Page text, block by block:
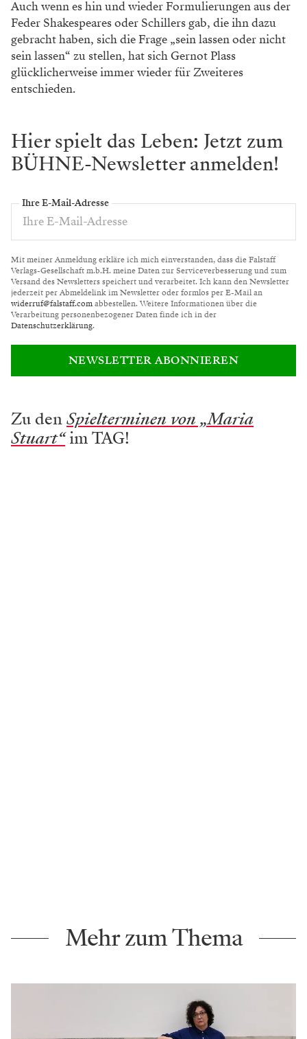
Auch wenn es hin und wieder Formulierungen aus der
Feder Shakespeares oder Schillers gab, die ihn dazu
gebracht haben, sich die Frage „sein lassen oder nicht
sein lassen“ zu stellen, hat sich Gernot Plass
glücklicherweise immer wieder für Zweiteres
entschieden.
Hier spielt das Leben: Jetzt zum
BÜHNE-Newsletter anmelden!
Ihre E-Mail-Adresse
Mit meiner Anmeldung erkläre ich mich einverstanden, dass die Falstaff
Verlags-Gesellschaft m.b.H. meine Daten zur Serviceverbesserung und zum
Versand des Newsletters speichert und verarbeitet. Ich kann den Newsletter
jederzeit per Abmeldelink im Newsletter oder formlos per E-Mail an
widerruf@falstaff.comabbestellen. Weitere Informationen über die
Verarbeitung personenbezogener Daten finde ich in der
Datenschutzerklärung.
NEWSLETTER ABONNIEREN
Zu denSpielterminen von „Maria
Stuart“im TAG!
Mehr zum Thema